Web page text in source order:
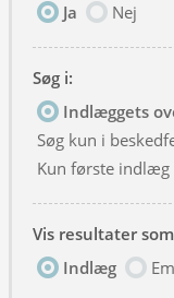
Ja
Nej
Søg i:
Indlæggets
Søg kun i
Kun første indlæg
Vis resultater
Indlæg